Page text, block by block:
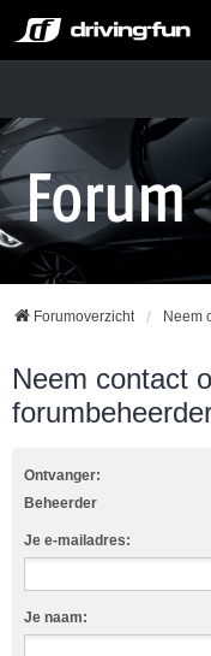
Forumoverzicht Neem
Neem contact
Ontvanger:
Beheerder
Je e-mailadres:
Je naam: